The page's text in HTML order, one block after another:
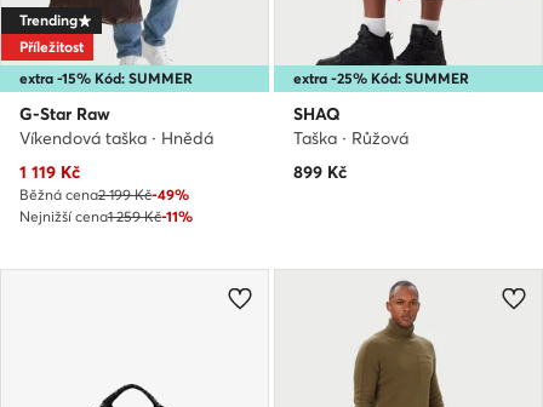
extra -15% Kód: SUMMER
Trending
Příležitost
G-Star Raw
Víkendová taška · Hnědá
Aktuální cena
1 119 Kč
Běžná cena2 199 Kč-49%
Nejnižší cena1 259 Kč-11%
extra -25% Kód: SUMMER
SHAQ
Taška · Růžová
899 Kč